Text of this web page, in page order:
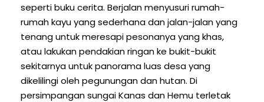
seperti buku cerita. Berjalan menyusuri rumah-
rumah kayu yang sederhana dan jalan-jalan yang
tenang untuk meresapi pesonanya yang khas,
atau lakukan pendakian ringan ke bukit-bukit
sekitarnya untuk panorama luas desa yang
dikelilingi oleh pegunungan dan hutan. Di
persimpangan sungai Kanas dan Hemu terletak